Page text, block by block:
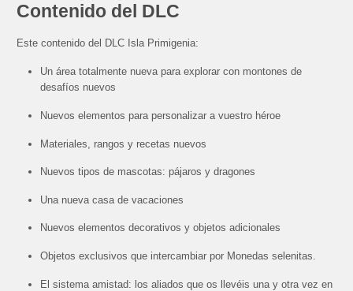
Contenido del DLC
Este contenido del DLC Isla Primigenia:
Un área totalmente nueva para explorar con montones de
desafíos nuevos
Nuevos elementos para personalizar a vuestro héroe
Materiales, rangos y recetas nuevos
Nuevos tipos de mascotas: pájaros y dragones
Una nueva casa de vacaciones
Nuevos elementos decorativos y objetos adicionales
Objetos exclusivos que intercambiar por Monedas selenitas.
El sistema amistad: los aliados que os llevéis una y otra vez en